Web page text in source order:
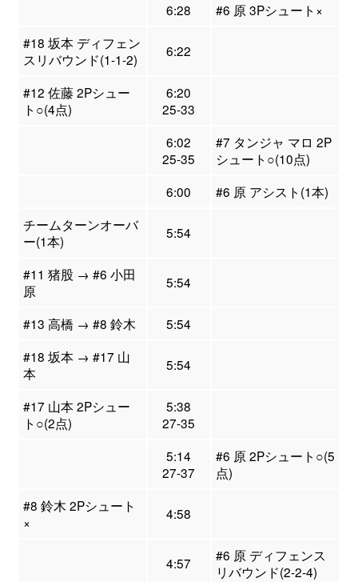
6:28
#6 原 3Pシュート×
#18 坂本 ディフェン
スリバウンド(1-1-2)
6:22
#12 佐藤 2Pシュー
ト○(4点)
6:20
25-33
6:02
25-35
#7 タンジャ マロ 2P
シュート○(10点)
6:00
#6 原 アシスト(1本)
チームターンオーバ
ー(1本)
5:54
#11 猪股 → #6 小田
原
5:54
#13 高橋 → #8 鈴木
5:54
#18 坂本 → #17 山
本
5:54
#17 山本 2Pシュー
ト○(2点)
5:38
27-35
5:14
27-37
#6 原 2Pシュート○(5
点)
#8 鈴木 2Pシュート
×
4:58
4:57
#6 原 ディフェンス
リバウンド(2-2-4)